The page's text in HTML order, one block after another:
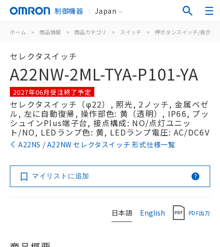
制御機器 Japan
ホーム > 商品情報 > 商品カテゴリ > スイッチ > 押ボタンスイッチ/表示灯
セレクタスイッチ
A22NW-2ML-TYA-P101-YA
2027年06月受注終了予定
セレクタスイッチ（φ22）, 照光, 2ノッチ, 金属ベゼ
ル, 左に自動復帰, 操作部色: 黄（透明）, IP66, プッ
シュインPlus端子台, 接点構成: NO/点灯ユニッ
ト/NO, LEDランプ色: 黄, LEDランプ電圧: AC/DC6V
A22NS / A22NW セレクタスイッチ 形式仕様一覧
マイリストに追加
日本語 English PDF出力